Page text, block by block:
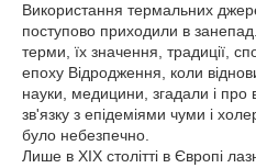
Використання термальних
поступово приходили в
терми, їх значення, традиції,
епоху Відродження, коли
науки, медицини, згадали і про
зв'язку з епідеміями чуми і
було небезпечно.
Лише в XIX столітті в Європі